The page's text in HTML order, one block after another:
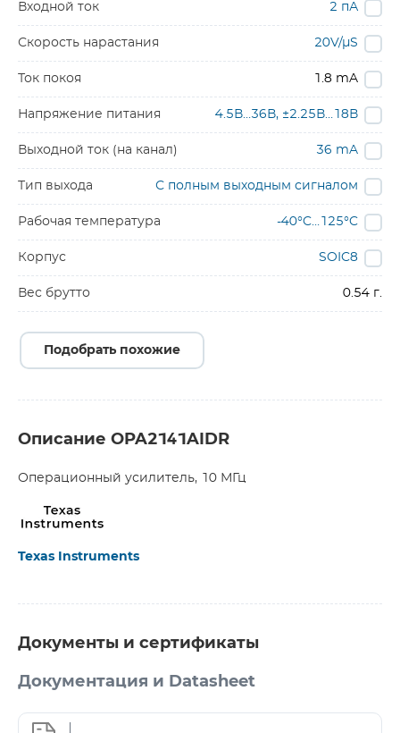
Входной ток 2 пА
Скорость нарастания 20V/µS
Ток покоя 1.8 mA
Напряжение питания 4.5В…36В, ±2.25В…18В
Выходной ток (на канал) 36 mA
Тип выхода С полным выходным сигналом
Рабочая температура -40°C…125°C
Корпус SOIC8
Вес брутто 0.54 г.
Подобрать похожие
Описание OPA2141AIDR
Операционный усилитель, 10 МГц
Texas Instruments
Документы и сертификаты
Документация и Datasheet